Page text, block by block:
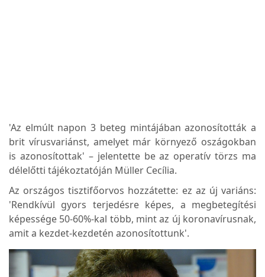
'Az elmúlt napon 3 beteg mintájában azonosították a
brit vírusvariánst, amelyet már környező oszágokban
is azonosítottak' – jelentette be az operatív törzs ma
délelőtti tájékoztatóján Müller Cecília.
Az országos tisztifőorvos hozzátette: ez az új variáns:
'Rendkívül gyors terjedésre képes, a megbetegítési
képessége 50-60%-kal több, mint az új koronavírusnak,
amit a kezdet-kezdetén azonosítottunk'.